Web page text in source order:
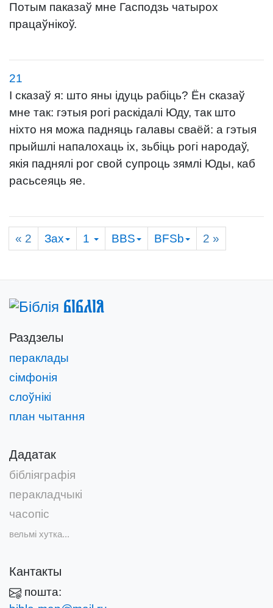
Потым паказаў мне Гасподзь чатырох
працаўнікоў.
21
І сказаў я: што яны ідуць рабіць? Ён сказаў
мне так: гэтыя рогі раскідалі Юду, так што
ніхто ня можа падняць галавы сваёй: а гэтыя
прыйшлі напалохаць іх, зьбіць рогі народаў,
якія паднялі рог свой супроць зямлі Юды, каб
расьсеяць яе.
« 2 Зах 1 BBS BFSb 2 »
Біблія
Раздзелы
пераклады
сімфонія
слоўнікі
план чытання
Дадатак
бібліяграфія
перакладчыкі
часопіс
вельмі хутка...
Кантакты
пошта: